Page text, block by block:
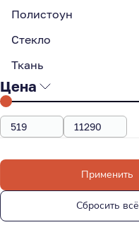
Полистоун
Стекло
Ткань
Цена
Применить
Сбросить всё